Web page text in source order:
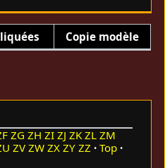
Copie modèle
ZG ZH ZI ZJ ZK ZL ZM
ZV ZW ZX ZY ZZ
Top